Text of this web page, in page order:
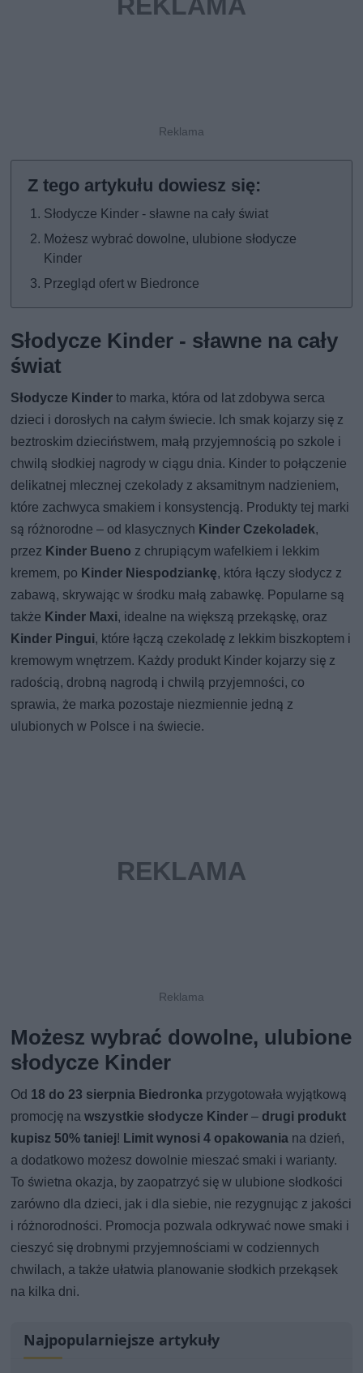
Słodycze Kinder - sławne na cały świat
Możesz wybrać dowolne, ulubione słodycze
Kinder
Przegląd ofert w Biedronce
Słodycze Kinder - sławne na cały
świat
Słodycze Kinder to marka, która od lat zdobywa serca
dzieci i dorosłych na całym świecie. Ich smak kojarzy się z
beztroskim dzieciństwem, małą przyjemnością po szkole i
chwilą słodkiej nagrody w ciągu dnia. Kinder to połączenie
delikatnej mlecznej czekolady z aksamitnym nadzieniem,
które zachwyca smakiem i konsystencją. Produkty tej marki
są różnorodne – od klasycznych Kinder Czekoladek,
przez Kinder Bueno z chrupiącym wafelkiem i lekkim
kremem, po Kinder Niespodziankę, która łączy słodycz z
zabawą, skrywając w środku małą zabawkę. Popularne są
także Kinder Maxi, idealne na większą przekąskę, oraz
Kinder Pingui, które łączą czekoladę z lekkim biszkoptem i
kremowym wnętrzem. Każdy produkt Kinder kojarzy się z
radością, drobną nagrodą i chwilą przyjemności, co
sprawia, że marka pozostaje niezmiennie jedną z
ulubionych w Polsce i na świecie.
Możesz wybrać dowolne, ulubione
słodycze Kinder
Od 18 do 23 sierpnia Biedronka przygotowała wyjątkową
promocję nawszystkie słodycze Kinder – drugi produkt
kupisz 50% taniej! Limit wynosi 4 opakowania na dzień,
a dodatkowo możesz dowolnie mieszać smaki i warianty.
To świetna okazja, by zaopatrzyć się w ulubione słodkości
zarówno dla dzieci, jak i dla siebie, nie rezygnując z jakości
i różnorodności. Promocja pozwala odkrywać nowe smaki i
cieszyć się drobnymi przyjemnościami w codziennych
chwilach, a także ułatwia planowanie słodkich przekąsek
na kilka dni.
Najpopularniejsze artykuły